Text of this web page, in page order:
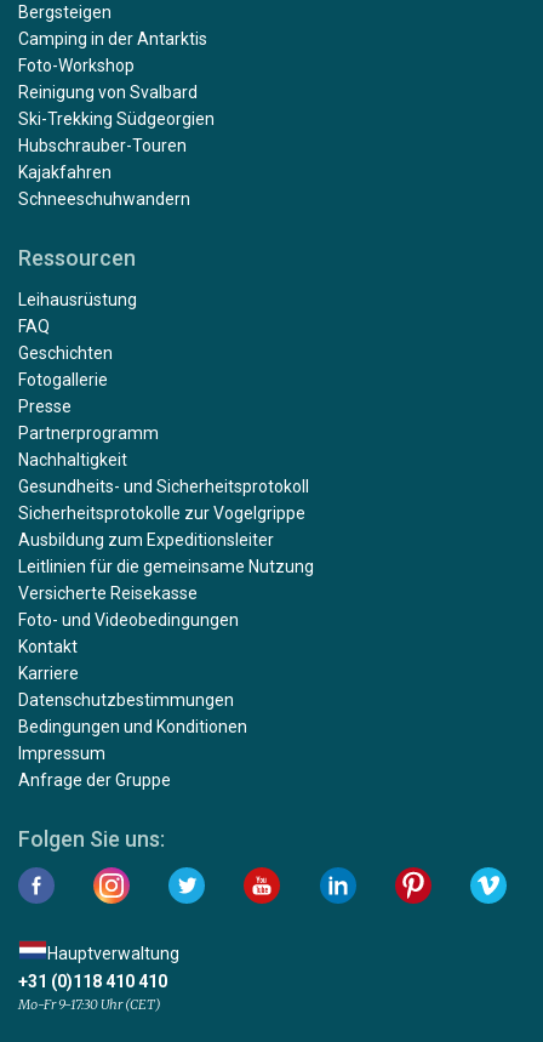
Bergsteigen
Camping in der Antarktis
Foto-Workshop
Reinigung von Svalbard
Ski-Trekking Südgeorgien
Hubschrauber-Touren
Kajakfahren
Schneeschuhwandern
Ressourcen
Leihausrüstung
FAQ
Geschichten
Fotogallerie
Presse
Partnerprogramm
Nachhaltigkeit
Gesundheits- und Sicherheitsprotokoll
Sicherheitsprotokolle zur Vogelgrippe
Ausbildung zum Expeditionsleiter
Leitlinien für die gemeinsame Nutzung
Versicherte Reisekasse
Foto- und Videobedingungen
Kontakt
Karriere
Datenschutzbestimmungen
Bedingungen und Konditionen
Impressum
Anfrage der Gruppe
Folgen Sie uns:
Hauptverwaltung
+31 (0)118 410 410
Mo-Fr 9-17:30 Uhr (CET)